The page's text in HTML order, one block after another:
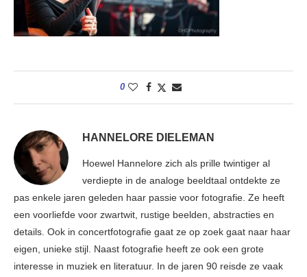
0
HANNELORE DIELEMAN
Hoewel Hannelore zich als prille twintiger al
verdiepte in de analoge beeldtaal ontdekte ze
pas enkele jaren geleden haar passie voor fotografie. Ze heeft
een voorliefde voor zwartwit, rustige beelden, abstracties en
details. Ook in concertfotografie gaat ze op zoek gaat naar haar
eigen, unieke stijl. Naast fotografie heeft ze ook een grote
interesse in muziek en literatuur. In de jaren 90 reisde ze vaak